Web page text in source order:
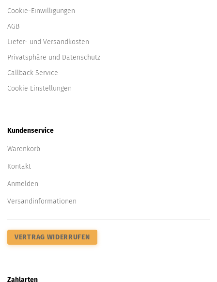
Cookie-Einwilligungen
AGB
Liefer- und Versandkosten
Privatsphäre und Datenschutz
Callback Service
Cookie Einstellungen
Kundenservice
Warenkorb
Kontakt
Anmelden
Versandinformationen
VERTRAG WIDERRUFEN
Zahlarten